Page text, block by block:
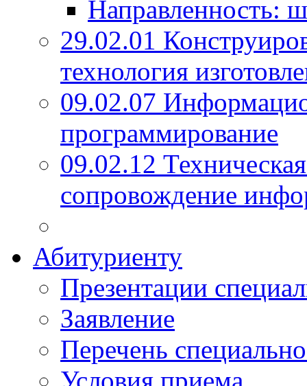
Направленность:
29.02.01
технология
09.02.07
программирование
09.02.12
сопровождение
Абитуриенту
Презентации
Заявление
Перечень